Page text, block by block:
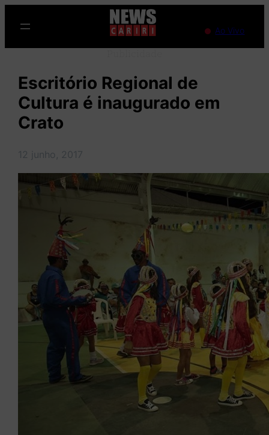
para
o
Ao Vivo
Escritório Regional de
Cultura é inaugurado em
Crato
12 junho, 2017